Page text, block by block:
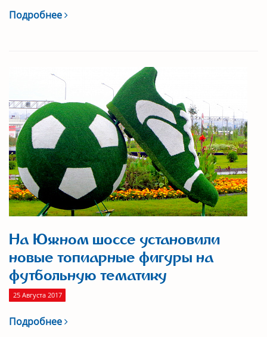
Подробнее
На Южном шоссе установили
новые топиарные фигуры на
футбольную тематику
25 Августа 2017
Подробнее